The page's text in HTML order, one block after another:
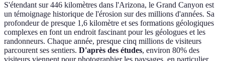
S'étendant sur 446 kilomètres dans l'Arizona, le Grand Canyon est
un témoignage historique de l'érosion sur des millions d'années. Sa
profondeur de presque 1,6 kilomètre et ses formations géologiques
complexes en font un endroit fascinant pour les géologues et les
randonneurs. Chaque année, presque cinq millions de visiteurs
parcourent ses sentiers. D'après des études, environ 80% des